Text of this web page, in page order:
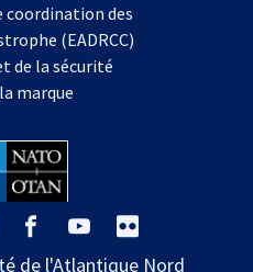
nouvel
onglet
coordination des
(EADRCC)
de la sécurité
marque
s’ouvres’ouvres’ouvre
de l'Atlantique Nord